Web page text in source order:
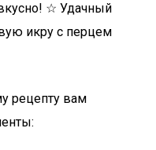
☆ Удачный
икру с перцем
рецепту вам